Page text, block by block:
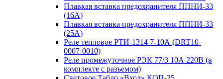
Плавкая вставка предохранителя ППНИ-33
(16А)
Плавкая вставка предохранителя ППНИ-33
(25А)
Реле тепловое РТИ-1314 7-10А (DRT10-
0007-0010)
Реле промежуточное РЭК 77/3 10А 220В (в
комплекте с разъемом)